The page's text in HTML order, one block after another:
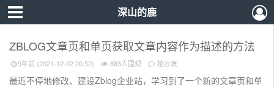
深山的鹿
ZBLOG文章页和单页获取文章内容作为描述的方法
5年前 (2021-12-02 20:52) 883人围观 抢沙发
最近不停地修改、建设Zblog企业站，学习到了一个新的文章页和单